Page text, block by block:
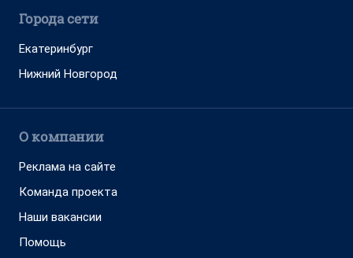
Города сети
Екатеринбург
Нижний Новгород
О компании
Реклама на сайте
Команда проекта
Наши вакансии
Помощь